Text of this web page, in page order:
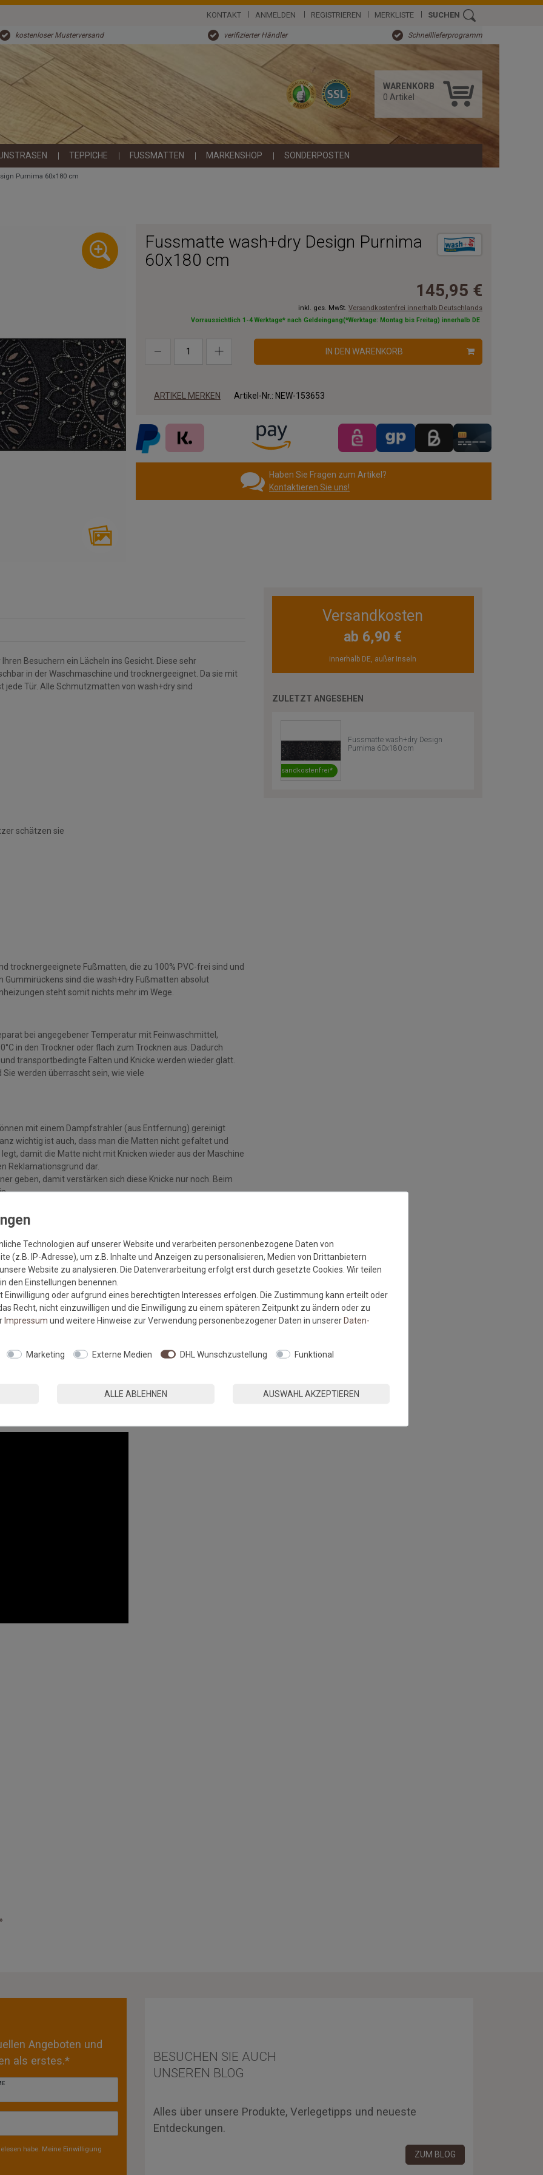
KONTAKT ANMELDEN REGISTRIEREN MERKLISTE SUCHEN
kostenloser Musterversand verifizierter Händler Schnelllieferprogramm
WARENKORB
0 Artikel
TEPPICHE FUSSMATTEN MARKENSHOP SONDERPOSTEN
Purnima 60x180 cm
Fussmatte wash+dry Design Purnima
60x180 cm
145,95 €
inkl. ges. MwSt. Versandkostenfrei innerhalb Deutschlands
Vorraussichtlich 1-4 Werktage* nach Geldeingang(*Werktage: Montag bis Freitag) innerhalb DE
IN DEN WARENKORB
ARTIKEL MERKEN Artikel-Nr.: NEW-153653
Haben Sie Fragen zum Artikel?
Kontaktieren Sie uns!
Besuchern ein Lächeln ins Gesicht. Diese sehr
in der Waschmaschine und trocknergeeignet. Da sie mit
Tür. Alle Schmutzmatten von wash+dry sind
schätzen sie
trocknergeeignete Fußmatten, die zu 100% PVC-frei sind und
Gummirückens sind die wash+dry Fußmatten absolut
steht somit nichts mehr im Wege.
bei angegebener Temperatur mit Feinwaschmittel,
in den Trockner oder flach zum Trocknen aus. Dadurch
transportbedingte Falten und Knicke werden wieder glatt.
werden überrascht sein, wie viele
mit einem Dampfstrahler (aus Entfernung) gereinigt
wichtig ist auch, dass man die Matten nicht gefaltet und
damit die Matte nicht mit Knicken wieder aus der Maschine
Reklamationsgrund dar.
geben, damit verstärken sich diese Knicke nur noch. Beim
5%, sowie Farbabweichungen zwischen Bildschirmfoto und
und trockenen, festen Untergrund liegt, um eine
die Haftkraft des Gummis und vermindert die Gefahr von
und von offenem Feuer ferngehalten wird.
es durch Wechselwirkungen mit gummibeschichteten
in der EU hergestellt.
Versandkosten
ab 6,90 €
innerhalb DE, außer Inseln
ZULETZT ANGESEHEN
Versandkostenfrei*
Fussmatte wash+dry Design
Purnima 60x180 cm
Angeboten und
als erstes.*
habe. Meine Einwilligung
BESUCHEN SIE AUCH
UNSEREN BLOG
Alles über unsere Produkte, Verlegetipps und neueste
Entdeckungen.
ZUM BLOG
Technologien auf unserer Website und verarbeiten personenbezogene Daten von
(z.B. IP-Adresse), um z.B. Inhalte und Anzeigen zu personalisieren, Medien von Drittanbietern
Website zu analysieren. Die Datenverarbeitung erfolgt erst durch gesetzte Cookies. Wir teilen
den Einstellungen benennen.
Einwilligung oder aufgrund eines berechtigten Interesses erfolgen. Die Zustimmung kann erteilt oder
Recht, nicht einzuwilligen und die Einwilligung zu einem späteren Zeitpunkt zu ändern oder zu
Impressum und weitere Hinweise zur Verwendung personenbezogener Daten in unsererDaten­
Marketing Externe Medien DHL Wunschzustellung Funktional
ALLE ABLEHNEN AUSWAHL AKZEPTIEREN